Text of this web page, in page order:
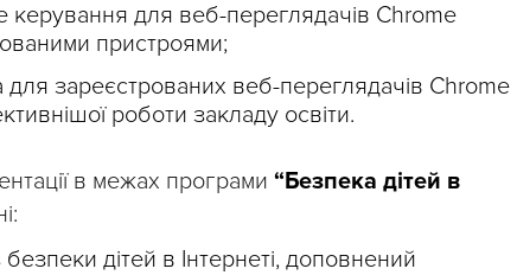
керування для веб-переглядачів Chrome
пристроями;
зареєстрованих веб-переглядачів Chrome
роботи закладу освіти.
в межах програми “Безпека дітей в
дітей в Інтернеті, доповнений